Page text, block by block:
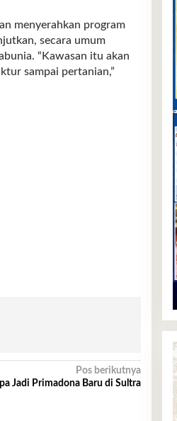
menyerahkan program
secara umum
“Kawasan itu akan
sampai pertanian,”
Pos berikutnya
Jadi Primadona Baru di Sultra